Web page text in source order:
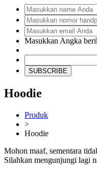
Masukkan Angka
SUBSCRIBE
Hoodie
Produk
>
Hoodie
Mohon maaf, sementara
Silahkan mengunjungi lagi